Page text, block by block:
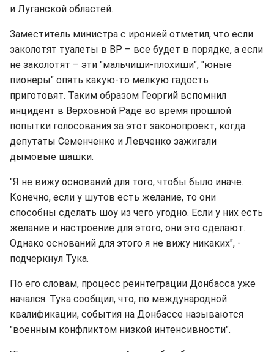
и Луганской областей.
Заместитель министра с иронией отметил, что если
заколотят туалеты в ВР – все будет в порядке, а если
не заколотят – эти "мальчиши-плохиши", "юные
пионеры" опять какую-то мелкую гадость
приготовят. Таким образом Георгий вспомнил
инцидент в Верховной Раде во время прошлой
попытки голосования за этот законопроект, когда
депутаты Семенченко и Левченко зажигали
дымовые шашки.
"Я не вижу оснований для того, чтобы было иначе.
Конечно, если у шутов есть желание, то они
способны сделать шоу из чего угодно. Если у них есть
желание и настроение для этого, они это сделают.
Однако оснований для этого я не вижу никаких", -
подчеркнул Тука.
По его словам, процесс реинтеграции Донбасса уже
начался. Тука сообщил, что, по международной
квалификации, события на Донбассе называются
"военным конфликтом низкой интенсивности".